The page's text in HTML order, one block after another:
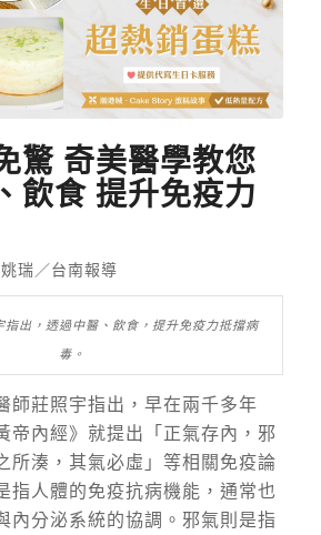
驚 奇美醫學教您
飲食 提升免疫力
瑞／台南報導
指出，透過中醫、飲食，提升免疫力抵擋病
毒。
師莊照宇指出，早在兩千多年
帝內經》就提出「正氣存內，邪
所湊，其氣必虛」等相關免疫論
指人體的免疫抗病機能，通常也
內分泌系統的協調。 邪氣則是指